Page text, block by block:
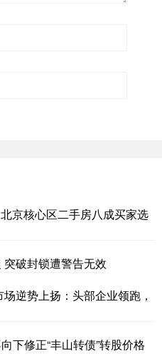
京核心区二手房八成买家选
破封锁遭警告无效
逆势上扬：头部企业领跑，
下修正“丰山转债”转股价格